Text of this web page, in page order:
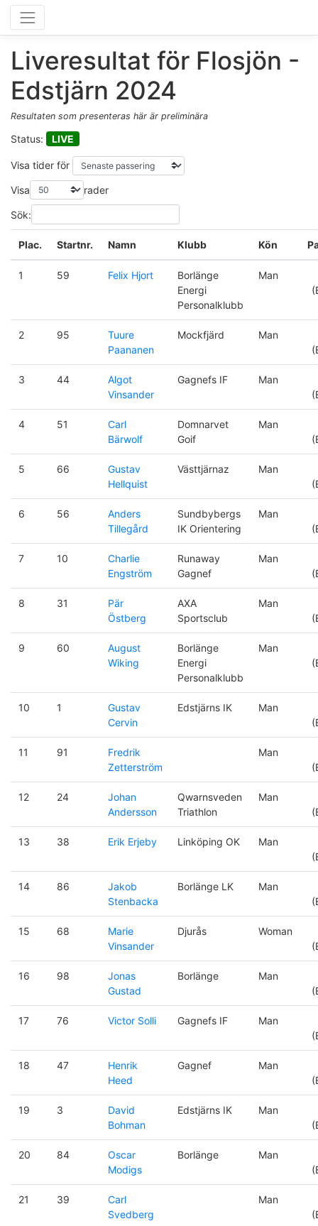
Liveresultat för Flosjön -
Edstjärn 2024
Resultaten som presenteras här är preliminära
Status: LIVE
Visa tider för
Visa rader
Sök:
Plac. Startnr. Namn Klubb Kön
1 59 Felix Hjort
Borlänge
Energi
Personalklubb
Man
2 95
Tuure
Paananen
Mockfjärd
Man
3 44
Algot
Vinsander
Gagnefs IF
Man
4 51
Carl
Bärwolf
Domnarvet
Goif
Man
5 66
Gustav
Hellquist
Västtjärnaz
Man
6 56
Anders
Tillegård
Sundbybergs
IK Orientering
Man
7 10
Charlie
Engström
Runaway
Gagnef
Man
8 31
Pär
Östberg
AXA
Sportsclub
Man
9 60
August
Wiking
Borlänge
Energi
Personalklubb
Man
10 1
Gustav
Cervin
Edstjärns IK
Man
11 91
Fredrik
Zetterström
Man
12 24
Johan
Andersson
Qwarnsveden
Triathlon
Man
13 38 Erik Erjeby Linköping OK
Man
14 86
Jakob
Stenbacka
Borlänge LK
Man
15 68
Marie
Vinsander
Djurås
Woman
16 98
Jonas
Gustad
Borlänge
Man
17 76 Victor Solli Gagnefs IF
Man
18 47
Henrik
Heed
Gagnef
Man
19 3
David
Bohman
Edstjärns IK
Man
20 84
Oscar
Modigs
Borlänge
Man
21 39
Carl
Svedberg
Man